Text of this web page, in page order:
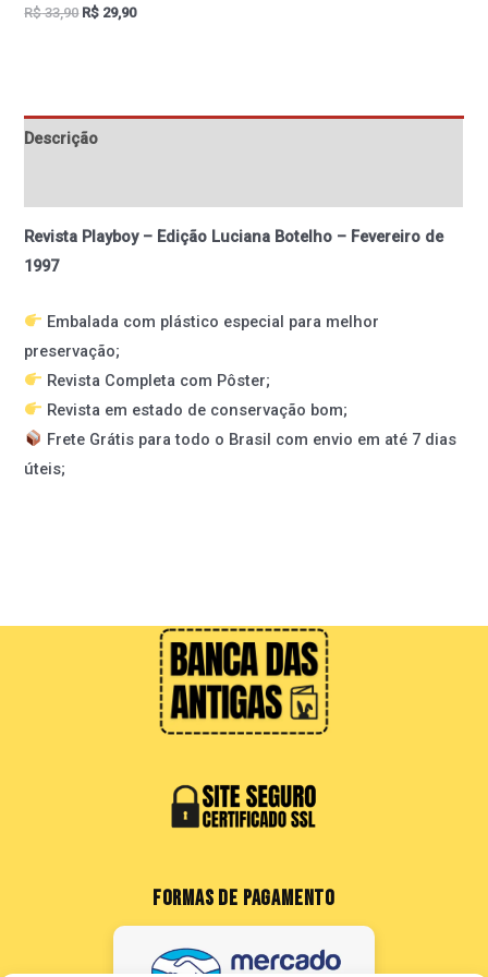
R$33,90 R$ 29,90
Descrição
Revista Playboy – Edição Luciana Botelho – Fevereiro de
1997
Embalada com plástico especial para melhor
preservação;
Revista Completa com Pôster;
Revista em estado de conservação bom;
Frete Grátis para todo o Brasil com envio em até 7 dias
úteis;
FORMAS DE PAGAMENTO